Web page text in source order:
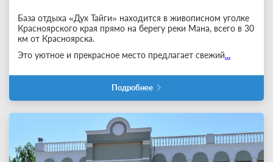
База отдыха «Дух Тайги» находится в живописном уголке
Красноярского края прямо на берегу реки Мана, всего в 30
км от Красноярска.
Это уютное и прекрасное место предлагает свежий...
Подробнее